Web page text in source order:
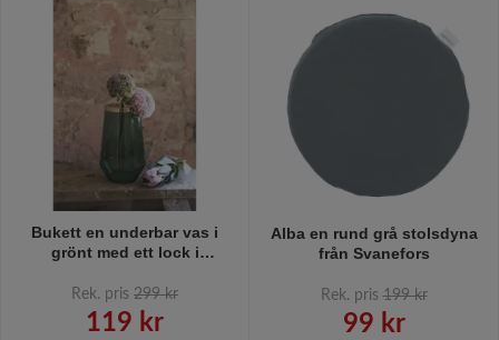
Bukett en underbar vas i
grönt med ett lock i
ett mässingsfärgat lock
med hål i.
Rek. pris 299 kr
119 kr
Alba en rund grå stolsdyna
från Svanefors
Rek. pris 199 kr
99 kr